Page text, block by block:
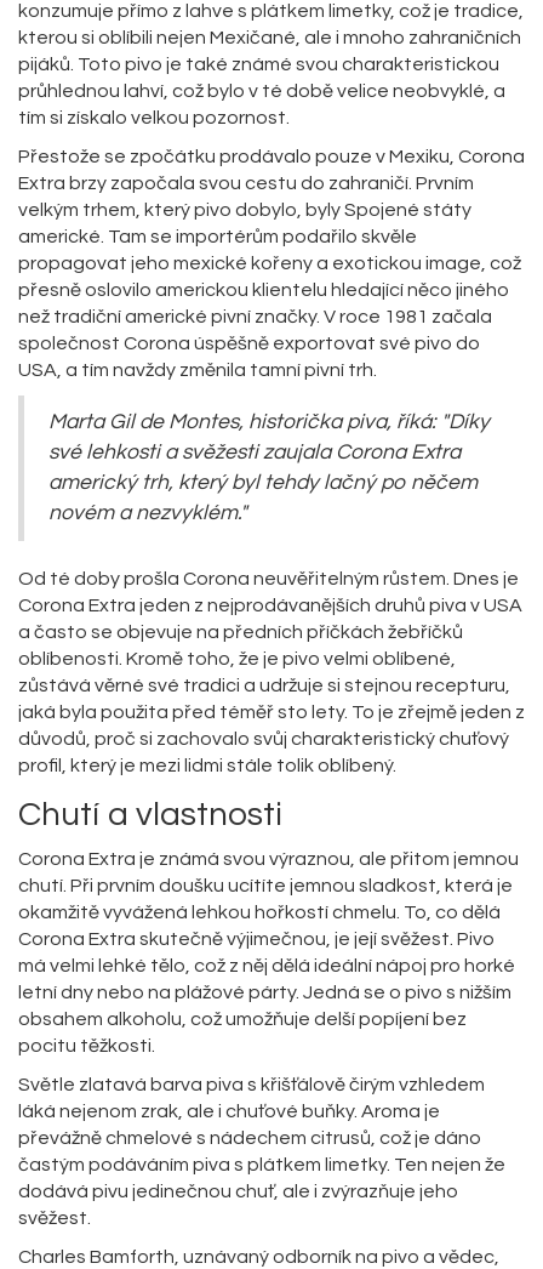
konzumuje přímo z lahve s plátkem limetky, což je tradice,
kterou si oblíbili nejen Mexičané, ale i mnoho zahraničních
pijáků. Toto pivo je také známé svou charakteristickou
průhlednou lahví, což bylo v té době velice neobvyklé, a
tím si získalo velkou pozornost.
Přestože se zpočátku prodávalo pouze v Mexiku, Corona
Extra brzy započala svou cestu do zahraničí. Prvním
velkým trhem, který pivo dobylo, byly Spojené státy
americké. Tam se importérům podařilo skvěle
propagovat jeho mexické kořeny a exotickou image, což
přesně oslovilo americkou klientelu hledající něco jiného
než tradiční americké pivní značky. V roce 1981 začala
společnost Corona úspěšně exportovat své pivo do
USA, a tím navždy změnila tamní pivní trh.
Marta Gil de Montes, historička piva, říká: "Díky
své lehkosti a svěžesti zaujala Corona Extra
americký trh, který byl tehdy lačný po něčem
novém a nezvyklém."
Od té doby prošla Corona neuvěřitelným růstem. Dnes je
Corona Extra jeden z nejprodávanějších druhů piva v USA
a často se objevuje na předních příčkách žebříčků
oblíbenosti. Kromě toho, že je pivo velmi oblíbené,
zůstává věrné své tradici a udržuje si stejnou recepturu,
jaká byla použita před téměř sto lety. To je zřejmě jeden z
důvodů, proč si zachovalo svůj charakteristický chuťový
profil, který je mezi lidmi stále tolik oblíbený.
Chutí a vlastnosti
Corona Extra je známá svou výraznou, ale přitom jemnou
chutí. Při prvním doušku ucítíte jemnou sladkost, která je
okamžitě vyvážená lehkou hořkostí chmelu. To, co dělá
Corona Extra skutečně výjimečnou, je její svěžest. Pivo
má velmi lehké tělo, což z něj dělá ideální nápoj pro horké
letní dny nebo na plážové párty. Jedná se o pivo s nižším
obsahem alkoholu, což umožňuje delší popíjení bez
pocitu těžkosti.
Světle zlatavá barva piva s křišťálově čirým vzhledem
láká nejenom zrak, ale i chuťové buňky. Aroma je
převážně chmelové s nádechem citrusů, což je dáno
častým podáváním piva s plátkem limetky. Ten nejen že
dodává pivu jedinečnou chuť, ale i zvýrazňuje jeho
svěžest.
Charles Bamforth, uznávaný odborník na pivo a vědec,